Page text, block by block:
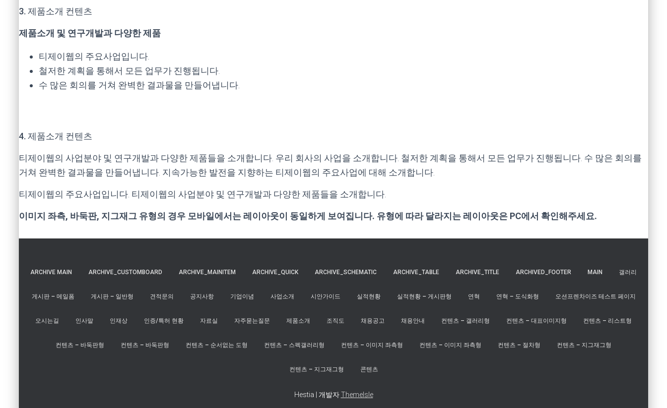
3. 제품소개 컨텐츠
제품소개 및 연구개발과 다양한 제품
티제이웹의 주요사업입니다.
철저한 계획을 통해서 모든 업무가 진행됩니다.
수 많은 회의를 거쳐 완벽한 결과물을 만들어냅니다.
4. 제품소개 컨텐츠
티제이웹의 사업분야 및 연구개발과 다양한 제품들을 소개합니다. 우리 회사의 사업을 소개합니다. 철저한 계획을 통해서 모든 업무가 진행됩니다. 수 많은 회의를
거쳐 완벽한 결과물을 만들어냅니다. 지속가능한 발전을 지향하는 티제이웹의 주요사업에 대해 소개합니다.
티제이웹의 주요사업입니다. 티제이웹의 사업분야 및 연구개발과 다양한 제품들을 소개합니다.
이미지 좌측, 바둑판, 지그재그 유형의 경우 모바일에서는 레이아웃이 동일하게 보여집니다. 유형에 따라 달라지는 레이아웃은 PC에서 확인해주세요.
ARCHIVE MAIN ARCHIVE_CUSTOMBOARD ARCHIVE_MAINITEM ARCHIVE_QUICK ARCHIVE_SCHEMATIC ARCHIVE_TABLE ARCHIVE_TITLE ARCHIVED_FOOTER MAIN 갤러리
게시판 – 메일폼 게시판 – 일반형 견적문의 공지사항 기업이념 사업소개 시안가이드 실적현황 실적현황 – 게시판형 연혁 연혁 – 도식화형 오션프렌차이즈 테스트 페이지
오시는길 인사말 인재상 인증/특허 현황 자료실 자주묻는질문 제품소개 조직도 채용공고 채용안내 컨텐츠 – 갤러리형 컨텐츠 – 대표이미지형 컨텐츠 – 리스트형
컨텐츠 – 바둑판형 컨텐츠 – 바둑판형 컨텐츠 – 순서없는 도형 컨텐츠 – 스펙갤러리형 컨텐츠 – 이미지 좌측형 컨텐츠 – 이미지 좌측형 컨텐츠 – 절차형 컨텐츠 – 지그재그형
컨텐츠 – 지그재그형 콘텐츠
Hestia | 개발자ThemeIsle